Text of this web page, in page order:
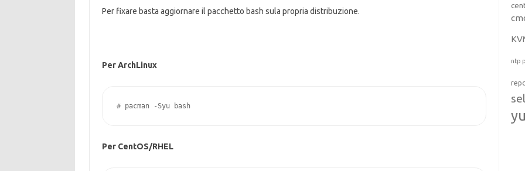
Per fixare basta aggiornare il pacchetto bash sula propria distribuzione.
Per ArchLinux
# pacman -Syu bash
Per CentOS/RHEL
ntp